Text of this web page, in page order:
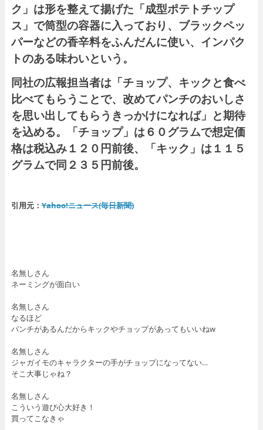
ク」は形を整えて揚げた「成型ポテトチップ
ス」で筒型の容器に入っており、ブラックペッ
パーなどの香辛料をふんだんに使い、インパク
トのある味わいという。
同社の広報担当者は「チョップ、キックと食べ
比べてもらうことで、改めてパンチのおいしさ
を思い出してもらうきっかけになれば」と期待
を込める。「チョップ」は６０グラムで想定価
格は税込み１２０円前後、「キック」は１１５
グラムで同２３５円前後。
引用元： Yahoo!ニュース(毎日新聞)
名無しさん
ネーミングが面白い
名無しさん
なるほど
パンチがあるんだからキックやチョップがあってもいいねw
名無しさん
ジャガイモのキャラクターの手がチョップになってない…
そこ大事じゃね？
名無しさん
こういう遊び心大好き！
買ってこなきゃ